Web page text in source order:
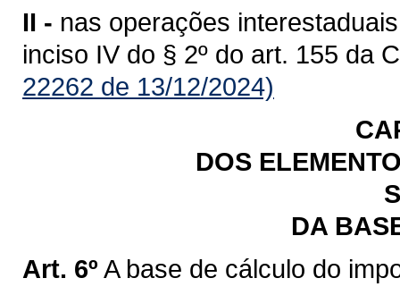
II - nas operações
inciso IV do § 2º do art. 155 da
22262 de 13/12/2024)
DOS
DA
Art. 6º A base de cálculo do